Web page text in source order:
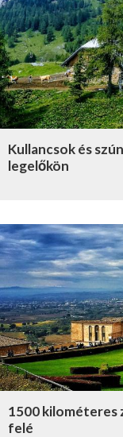
Kullancsok és
legelőkön
1500 kilométeres
felé